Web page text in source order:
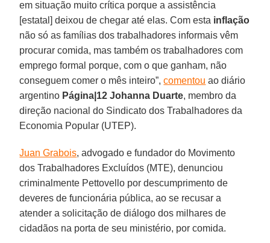
em situação muito crítica porque a assistência
[estatal] deixou de chegar até elas. Com esta inflação
não só as famílias dos trabalhadores informais vêm
procurar comida, mas também os trabalhadores com
emprego formal porque, com o que ganham, não
conseguem comer o mês inteiro”,comentou ao diário
argentino Página|12 Johanna Duarte, membro da
direção nacional do Sindicato dos Trabalhadores da
Economia Popular (UTEP).
Juan Grabois, advogado e fundador do Movimento
dos Trabalhadores Excluídos (MTE), denunciou
criminalmente Pettovello por descumprimento de
deveres de funcionária pública, ao se recusar a
atender a solicitação de diálogo dos milhares de
cidadãos na porta de seu ministério, por comida.